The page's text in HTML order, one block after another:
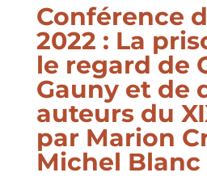
Conférence
2022 : La
le regard de
Gauny et de
auteurs du
par Marion
Michel Blanc